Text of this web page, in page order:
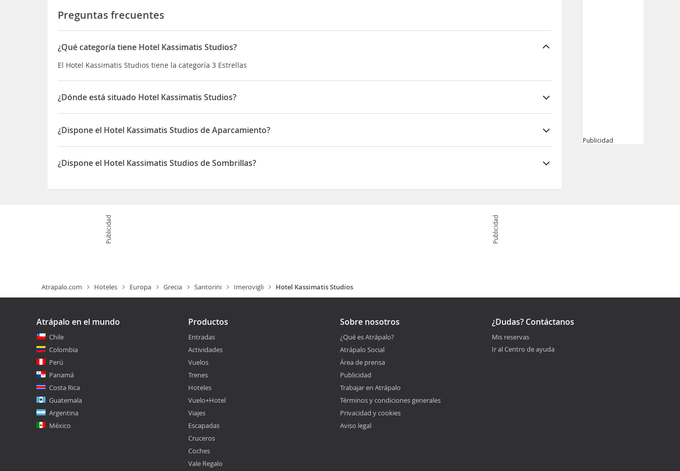
Preguntas frecuentes
¿Qué categoría tiene Hotel Kassimatis Studios?
El Hotel Kassimatis Studios tiene la categoría 3 Estrellas
¿Dónde está situado Hotel Kassimatis Studios?
El Hotel Kassimatis Studios está situado en Imeroviglio Thiras
¿Dispone el Hotel Kassimatis Studios de Aparcamiento?
Sí, el Hotel Kassimatis Studios dispone de Aparcamiento
¿Dispone el Hotel Kassimatis Studios de Sombrillas?
Publicidad
Publicidad Publicidad
Atrapalo.com Hoteles Europa Grecia Santorini Imerovigli Hotel Kassimatis Studios
Atrápalo en el mundo
Chile
Colombia
Perú
Panamá
Costa Rica
Guatemala
Argentina
México
Productos
Entradas
Actividades
Vuelos
Trenes
Hoteles
Vuelo+Hotel
Viajes
Escapadas
Cruceros
Coches
Vale Regalo
Sobre nosotros
¿Qué es Atrápalo?
Atrápalo Social
Área de prensa
Publicidad
Trabajar en Atrápalo
Términos y condiciones generales
Privacidad y cookies
Aviso legal
¿Dudas? Contáctanos
Mis reservas
Ir al Centro de ayuda